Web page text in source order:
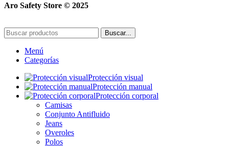
Aro Safety Store © 2025
Buscar...
Menú
Categorías
Protección visual
Protección manual
Protección corporal
Camisas
Conjunto Antifluido
Jeans
Overoles
Polos